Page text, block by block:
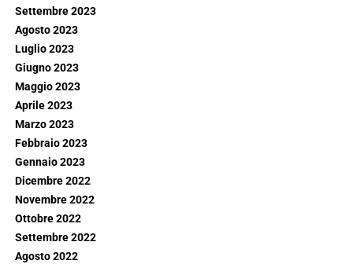
Settembre 2023
Agosto 2023
Luglio 2023
Giugno 2023
Maggio 2023
Aprile 2023
Marzo 2023
Febbraio 2023
Gennaio 2023
Dicembre 2022
Novembre 2022
Ottobre 2022
Settembre 2022
Agosto 2022